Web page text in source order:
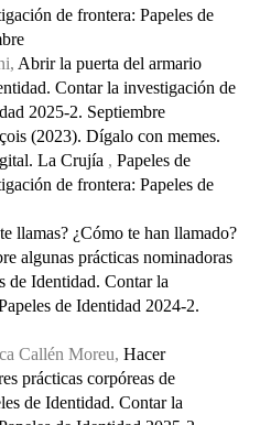
de frontera: Papeles de
Abrir la puerta del armario
Contar la investigación de
2025-2. Septiembre
(2023). Dígalo con memes.
La Crujía , Papeles de
de frontera: Papeles de
llamas? ¿Cómo te han llamado?
algunas prácticas nominadoras
de Identidad. Contar la
de Identidad 2024-2.
Callén Moreu, Hacer
prácticas corpóreas de
de Identidad. Contar la